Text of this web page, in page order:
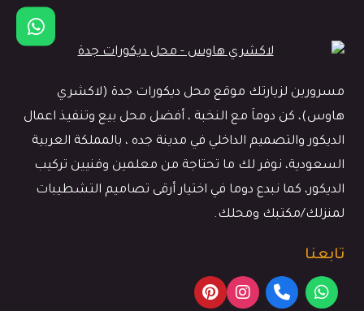
ديكورات
مسرورين لزيارتك موقع محل ديكورات جدة (لاكشري
هاوس)، كن دوماَ مع النخبة ، أفضل محل بيع وتنفيذ اعمال
الديكور والتصميم الداخلي في مدينة جده ، بالمملكة العربية
السعودية، نوفر لك ما تحتاجة من معلمين وفنيين تركيب
الديكور، كما نبدع دوما في اختيار أرقى تصاميم التشطيبات
لمنزلك/مكتبك ومحلك.
تابعنا